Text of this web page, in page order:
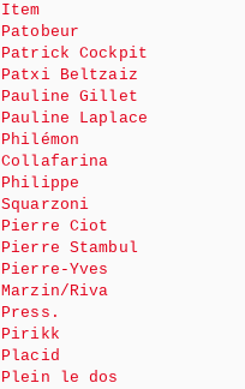
Item
Patobeur
Patrick Cockpit
Patxi Beltzaiz
Pauline Gillet
Pauline Laplace
Philémon
Collafarina
Philippe
Squarzoni
Pierre Ciot
Pierre Stambul
Pierre-Yves
Marzin/Riva
Press.
Pirikk
Placid
Plein le dos